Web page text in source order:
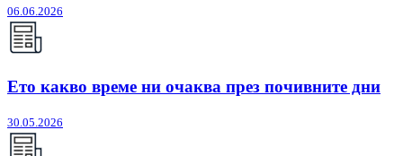
06.06.2026
Ето какво време ни очаква през почивните дни
30.05.2026